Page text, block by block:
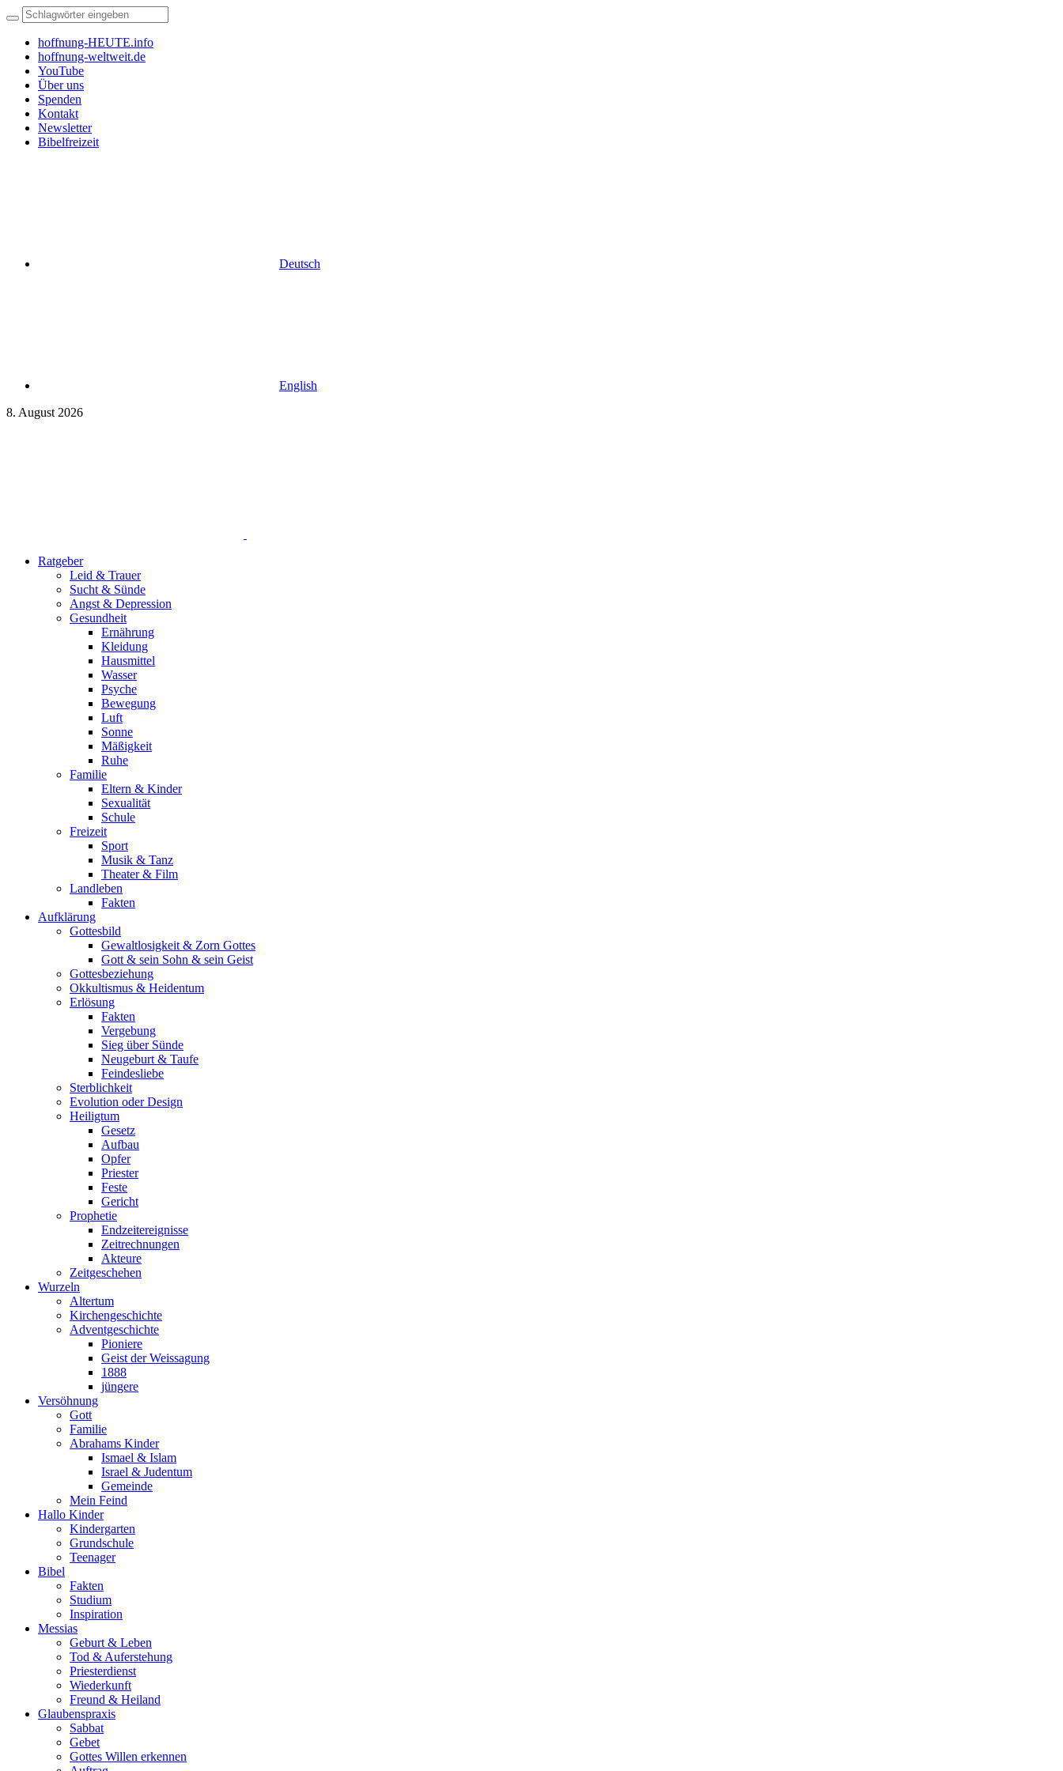
hoffnung-HEUTE.info
hoffnung-weltweit.de
YouTube
Über uns
Spenden
Kontakt
Newsletter
Bibelfreizeit
Deutsch
English
8. August 2026
Ratgeber
Leid & Trauer
Sucht & Sünde
Angst & Depression
Gesundheit
Ernährung
Kleidung
Hausmittel
Wasser
Psyche
Bewegung
Luft
Sonne
Mäßigkeit
Ruhe
Familie
Eltern & Kinder
Sexualität
Schule
Freizeit
Sport
Musik & Tanz
Theater & Film
Landleben
Fakten
Aufklärung
Gottesbild
Gewaltlosigkeit & Zorn Gottes
Gott & sein Sohn & sein Geist
Gottesbeziehung
Okkultismus & Heidentum
Erlösung
Fakten
Vergebung
Sieg über Sünde
Neugeburt & Taufe
Feindesliebe
Sterblichkeit
Evolution oder Design
Heiligtum
Gesetz
Aufbau
Opfer
Priester
Feste
Gericht
Prophetie
Endzeitereignisse
Zeitrechnungen
Akteure
Zeitgeschehen
Wurzeln
Altertum
Kirchengeschichte
Adventgeschichte
Pioniere
Geist der Weissagung
1888
jüngere
Versöhnung
Gott
Familie
Abrahams Kinder
Ismael & Islam
Israel & Judentum
Gemeinde
Mein Feind
Hallo Kinder
Kindergarten
Grundschule
Teenager
Bibel
Fakten
Studium
Inspiration
Messias
Geburt & Leben
Tod & Auferstehung
Priesterdienst
Wiederkunft
Freund & Heiland
Glaubenspraxis
Sabbat
Gebet
Gottes Willen erkennen